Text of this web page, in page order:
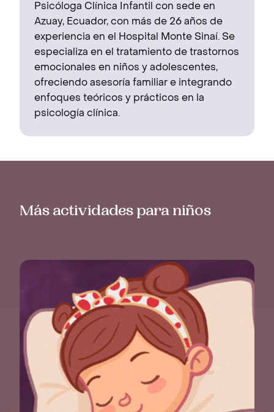
Psicóloga Clínica Infantil con sede en
Azuay, Ecuador, con más de 26 años de
experiencia en el Hospital Monte Sinaí. Se
especializa en el tratamiento de trastornos
emocionales en niños y adolescentes,
ofreciendo asesoría familiar e integrando
enfoques teóricos y prácticos en la
psicología clínica.
Más actividades para niños